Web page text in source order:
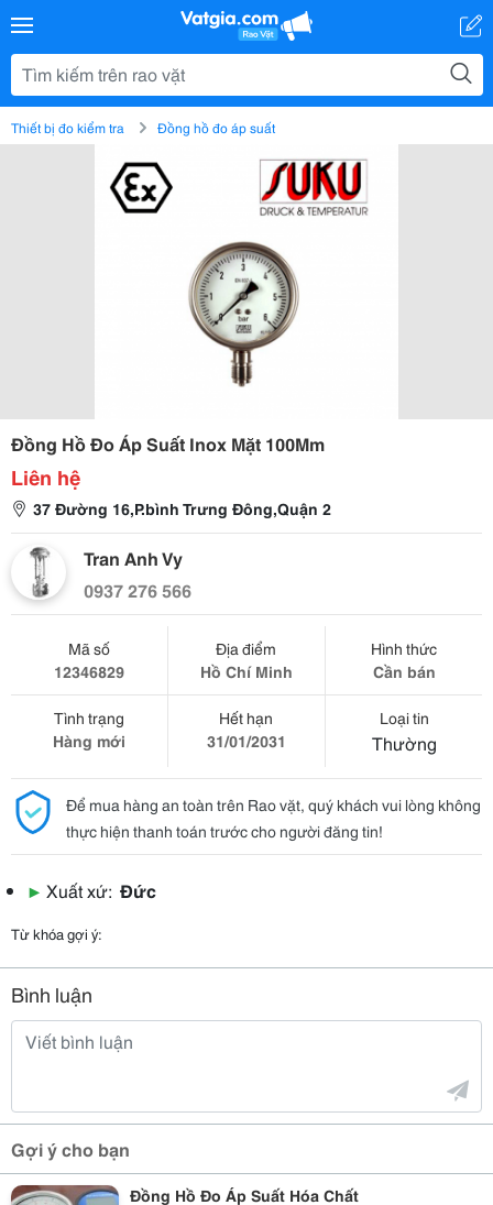
Thiết bị đo kiểm tra Đồng hồ đo áp suất
Đồng Hồ Đo Áp Suất Inox Mặt 100Mm
Liên hệ
37 Đường 16,P.bình Trưng Đông,Quận 2
Tran Anh Vy
0937 276 566
Mã số
12346829
Địa điểm
Hồ Chí Minh
Hình thức
Cần bán
Tình trạng
Hàng mới
Hết hạn
31/01/2031
Loại tin
Thường
Để mua hàng an toàn trên Rao vặt, quý khách vui lòng không
thực hiện thanh toán trước cho người đăng tin!
▶ Xuất xứ: Đức
Từ khóa gợi ý:
Bình luận
Gợi ý cho bạn
Đồng Hồ Đo Áp Suất Hóa Chất